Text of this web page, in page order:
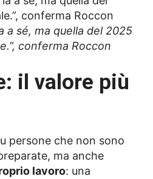
a sé, ma quella del 2025
conferma Roccon
il valore più
persone che non sono
ma anche
lavoro: una